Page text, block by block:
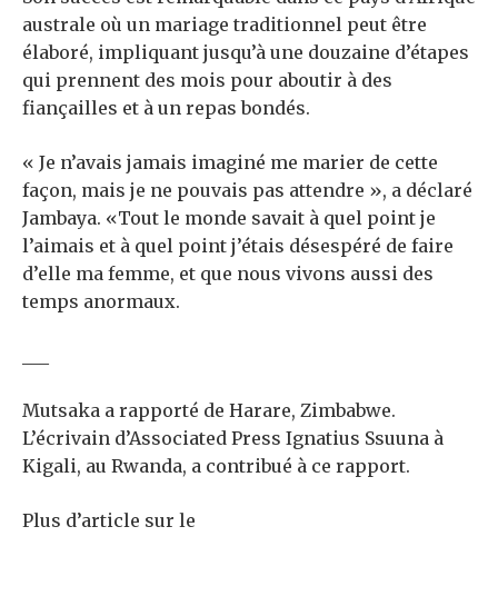
australe où un mariage traditionnel peut être
élaboré, impliquant jusqu’à une douzaine d’étapes
qui prennent des mois pour aboutir à des
fiançailles et à un repas bondés.
« Je n’avais jamais imaginé me marier de cette
façon, mais je ne pouvais pas attendre », a déclaré
Jambaya. «Tout le monde savait à quel point je
l’aimais et à quel point j’étais désespéré de faire
d’elle ma femme, et que nous vivons aussi des
temps anormaux.
Mutsaka a rapporté de Harare, Zimbabwe.
L’écrivain d’Associated Press Ignatius Ssuuna à
Kigali, au Rwanda, a contribué à ce rapport.
Plus d’article sur le